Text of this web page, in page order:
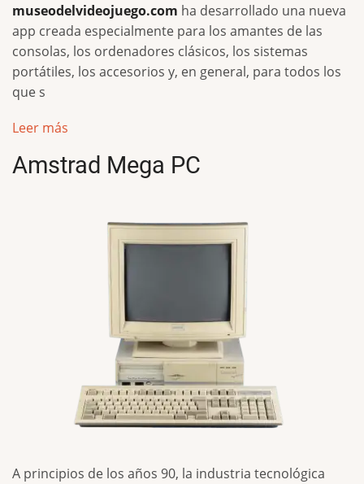
museodelvideojuego.com ha desarrollado una nueva
app creada especialmente para los amantes de las
consolas, los ordenadores clásicos, los sistemas
portátiles, los accesorios y, en general, para todos los
que s
Leer más
Amstrad Mega PC
A principios de los años 90, la industria tecnológica